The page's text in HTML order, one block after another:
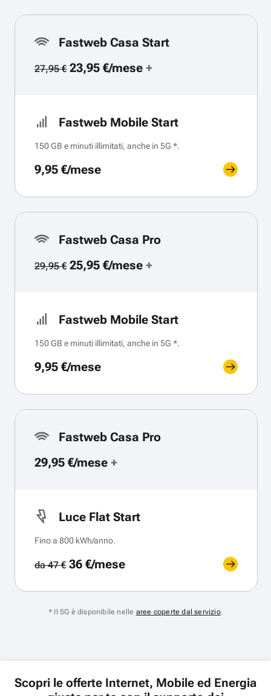
Fastweb Casa Start
27,95 €23,95 €/mese+
Fastweb Mobile Start
150 GB e minuti illimitati, anche in 5G *.
9,95 €/mese
Fastweb Casa Pro
29,95 €25,95 €/mese+
Fastweb Mobile Start
150 GB e minuti illimitati, anche in 5G *.
9,95 €/mese
Fastweb Casa Pro
29,95 €/mese +
Luce Flat Start
Fino a 800 kWh/anno.
da 47 €36 €/mese
* Il 5G è disponibile nelle aree coperte dal servizio.
Scopri le offerte Internet, Mobile ed Energia